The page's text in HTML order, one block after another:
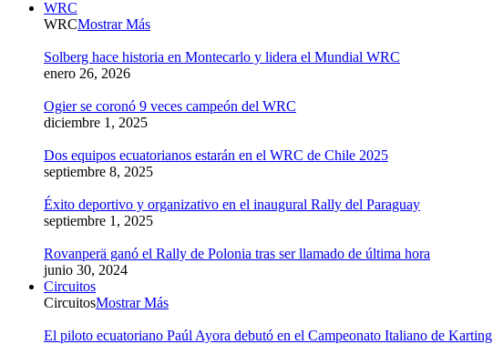
WRC
WRCMostrar Más
Solberg hace historia en Montecarlo y lidera el Mundial WRC
enero 26, 2026
Ogier se coronó 9 veces campeón del WRC
diciembre 1, 2025
Dos equipos ecuatorianos estarán en el WRC de Chile 2025
septiembre 8, 2025
Éxito deportivo y organizativo en el inaugural Rally del Paraguay
septiembre 1, 2025
Rovanperä ganó el Rally de Polonia tras ser llamado de última hora
junio 30, 2024
Circuitos
CircuitosMostrar Más
El piloto ecuatoriano Paúl Ayora debutó en el Campeonato Italiano de Karting